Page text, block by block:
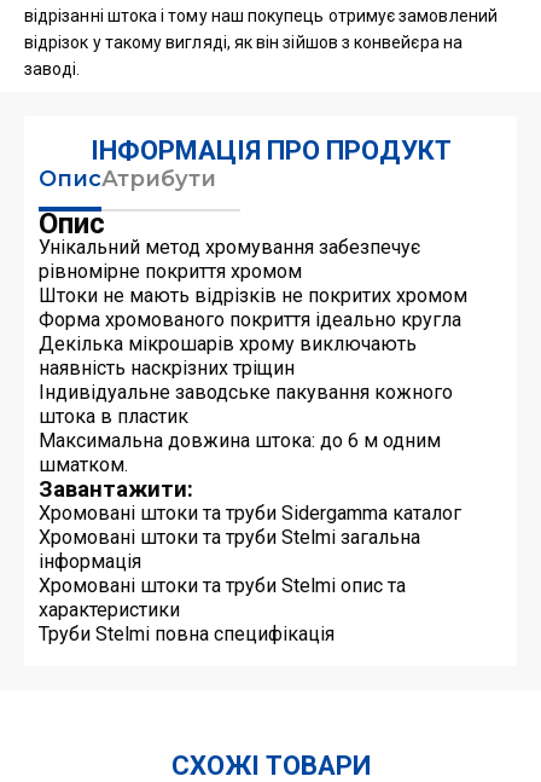
відрізанні штока і тому наш покупець отримує замовлений
відрізок у такому вигляді, як він зійшов з конвейєра на
заводі.
ІНФОРМАЦІЯ ПРО ПРОДУКТ
ОписАтрибути
Опис
Унікальний метод хромування забезпечує
рівномірне покриття хромом
Штоки не мають відрізків не покритих хромом
Форма хромованого покриття ідеально кругла
Декілька мікрошарів хрому виключають
наявність наскрізних тріщин
Індивідуальне заводське пакування кожного
штока в пластик
Максимальна довжина штока: до 6 м одним
шматком.
Завантажити:
Хромовані штоки та труби Sidergamma каталог
Хромовані штоки та труби Stelmi загальна
інформація
Хромовані штоки та труби Stelmi опис та
характеристики
Труби Stelmi повна специфікація
СХОЖІ ТОВАРИ